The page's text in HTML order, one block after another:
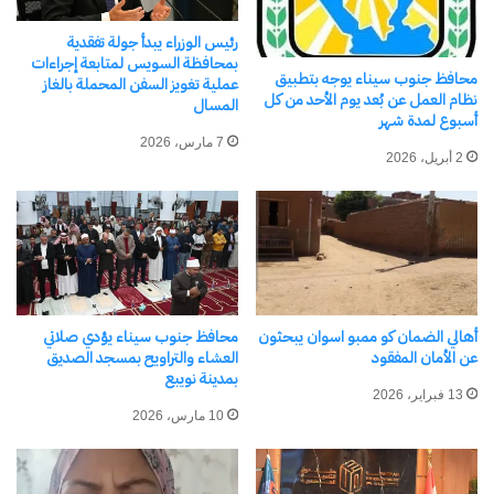
مشيرًا إلى أن مشروع «جرين شرم» يأتي في مقدمة
المبادرات الرائدة التي تستهدف تقليل البصمة
الكربونية، ودعم استخدام الطاقة النظيفة، وتحقيق
التحول الأخضر بمدينة شرم الشيخ.
وشهدت الجلسة مشاركة ممثلي وزارة البيئة وبرنامج
الأمم المتحدة الإنمائي وعدد من الخبراء والمتخصصين،
إلى جانب رئيس مدينة شرم الشيخ، وممثلي المديريات
المعنية، والمجتمع المدني، والمستثمرين، وشيوخ
وعواقل بدو المحافظة، حيث ناقش الحضور آليات
مواجهة التغيرات المناخية، ودور الجهات الحكومية
والمجتمع المدني والقطاع الخاص في حماية التنوع
محافظ جنوب سيناء يوجه بتطبيق
نظام العمل عن بُعد يوم الأحد من كل
أسبوع لمدة شهر
2 أبريل، 2026
رئيس الوزراء يبدأ جولة تفقدية
بمحافظة السويس لمتابعة إجراءات
عملية تغويز السفن المحملة بالغاز
المسال
7 مارس، 2026
أهالي الضمان كو ممبو اسوان يبحثون
عن الأمان المفقود
13 فبراير، 2026
محافظ جنوب سيناء يؤدي صلاتي
العشاء والتراويح بمسجد الصديق
بمدينة نويبع
10 مارس، 2026